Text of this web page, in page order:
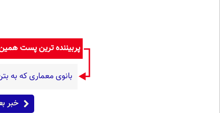
پربیننده ترین پست
بانوی معماری که به
خبر